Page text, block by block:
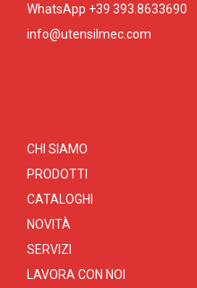
WhatsApp +39 393.8633690
info@utensilmec.com
CHI SIAMO
PRODOTTI
CATALOGHI
NOVITÀ
SERVIZI
LAVORA CON NOI